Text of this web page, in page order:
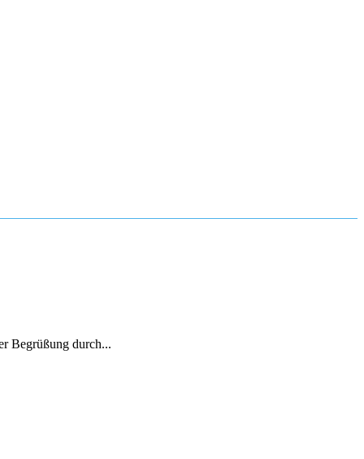
Begrüßung durch...